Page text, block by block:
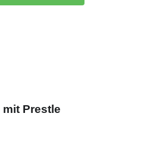
Prestle